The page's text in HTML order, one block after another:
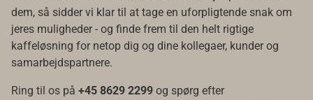
dem, så sidder vi klar til at tage en uforpligtende snak om
jeres muligheder - og finde frem til den helt rigtige
kaffeløsning for netop dig og dine kollegaer, kunder og
samarbejdspartnere.
Ring til os på +45 8629 2299 og spørg efter